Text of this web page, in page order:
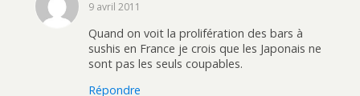
9 avril 2011
Quand on voit la prolifération des bars à
sushis en France je crois que les Japonais ne
sont pas les seuls coupables.
Répondre